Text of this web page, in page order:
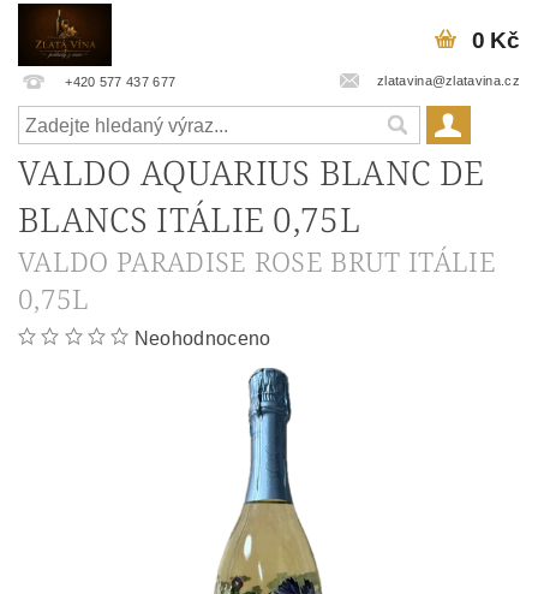
+420 577 437 677 zlatavina@zlatavina.cz
0 Kč
VALDO AQUARIUS BLANC DE
BLANCS ITÁLIE 0,75L
VALDO PARADISE ROSE BRUT ITÁLIE
0,75L
Neohodnoceno